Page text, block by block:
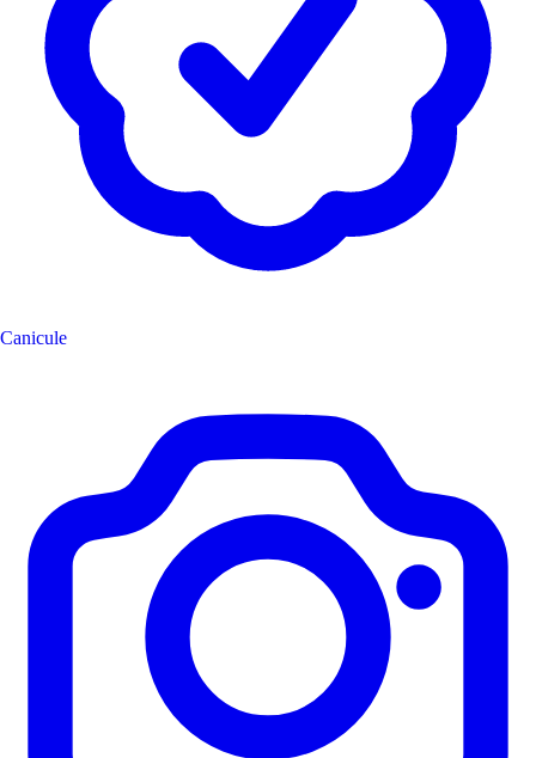
Canicule